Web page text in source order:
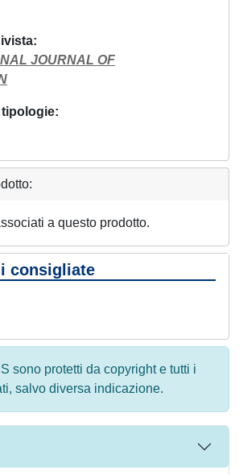
JOURNAL OF
tipologie
a questo prodotto.
consigliate
sono protetti da copyright e tutti i
salvo diversa indicazione.